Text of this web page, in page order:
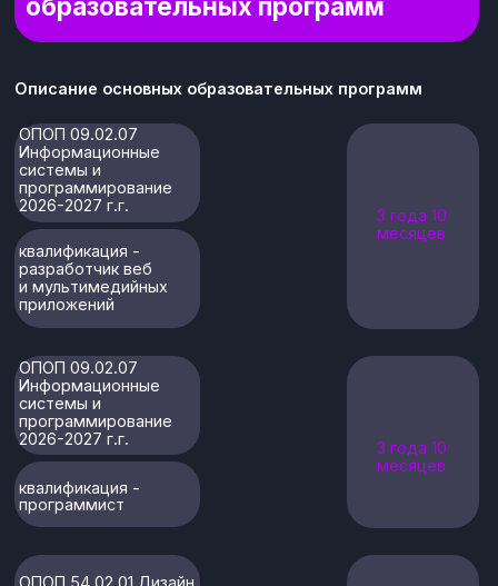
программирование
54.02.01 Дизайн
(по отраслям)
0
85
0
10.02.05 Обеспечение
информационной
безопасности
автоматизированных
систем